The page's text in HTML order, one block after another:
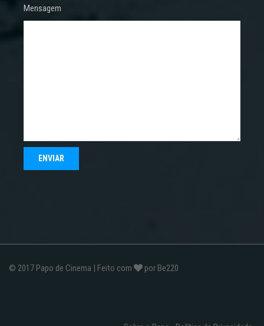
Mensagem
© 2017 Papo de Cinema | Feito com por Be220